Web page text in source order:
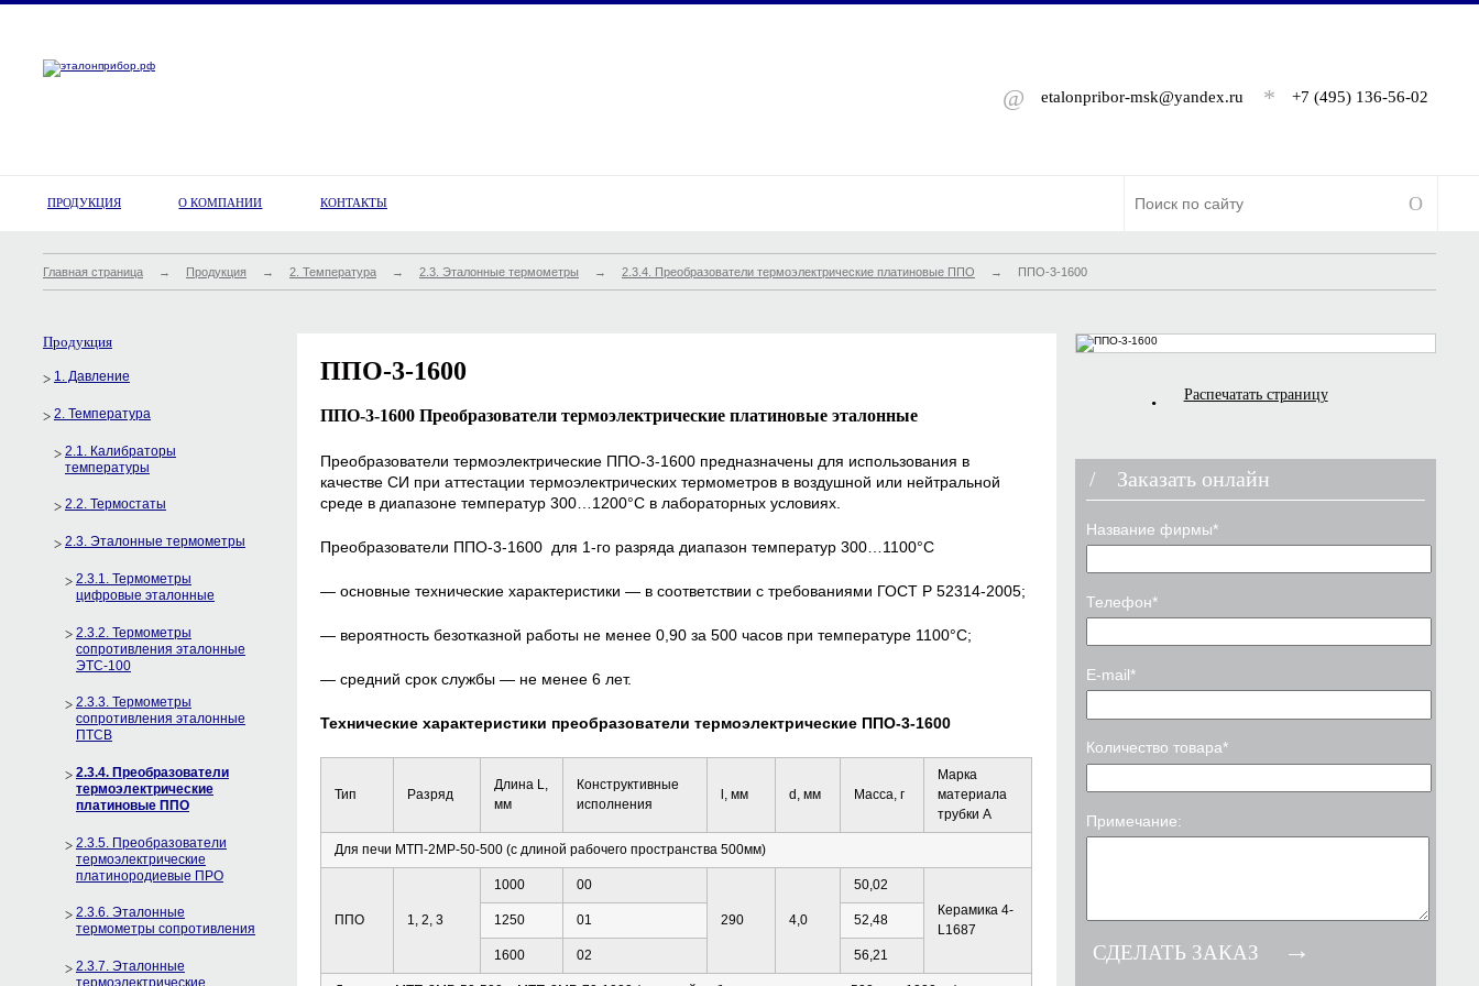
@ etalonpribor-msk@yandex.ru * +7 (495) 136-56-02
ПРОДУКЦИЯ О КОМПАНИИ КОНТАКТЫ
Главная страница → Продукция → 2. Температура → 2.3. Эталонные термометры → 2.3.4. Преобразователи термоэлектрические платиновые ППО → ППО-3-1600
Продукция
1. Давление
2. Температура
2.1. Калибраторы
температуры
2.2. Термостаты
2.3. Эталонные термометры
2.3.1. Термометры
цифровые эталонные
2.3.2. Термометры
сопротивления эталонные
ЭТС-100
2.3.3. Термометры
сопротивления эталонные
ПТСВ
2.3.4. Преобразователи
термоэлектрические
платиновые ППО
2.3.5. Преобразователи
термоэлектрические
платинородиевые ПРО
2.3.6. Эталонные
термометры сопротивления
2.3.7. Эталонные
термоэлектрические
ППО-3-1600
ППО-3-1600 Преобразователи термоэлектрические платиновые эталонные
Преобразователи термоэлектрические ППО-3-1600 предназначены для использования в
качестве СИ при аттестации термоэлектрических термометров в воздушной или нейтральной
среде в диапазоне температур 300…1200°С в лабораторных условиях.
Преобразователи ППО-3-1600 для 1-го разряда диапазон температур 300…1100°С
— основные технические характеристики — в соответствии с требованиями ГОСТ Р 52314-2005;
— вероятность безотказной работы не менее 0,90 за 500 часов при температуре 1100°С;
— средний срок службы — не менее 6 лет.
Технические характеристики преобразователи термоэлектрические ППО-3-1600
Тип Разряд
Длина L,
мм
Конструктивные
исполнения
l, мм d, мм Масса, г
Марка
материала
трубки А
Для печи МТП-2МР-50-500 (с длиной рабочего пространства 500мм)
ППО 1, 2, 3
1000 00
290 4,0
50,02
Керамика 4-
L1687
1250 01 52,48
1600 02 56,21
Распечатать страницу
Заказать онлайн
Название фирмы*
Телефон*
E-mail*
Количество товара*
Примечание: